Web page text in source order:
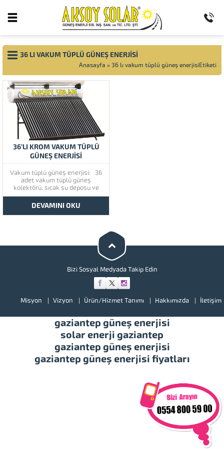
36 LI VAKUM TÜPLÜ GÜNEŞ ENERJISI
Anasayfa » 36 lı vakum tüplü güneş enerjisiEtiketi
36’LI KROM VAKUM TÜPLÜ
GÜNEŞ ENERJISI
Vakum tüplü güneş enerjisi: 36
adet vakum tüplü güneş
kolektörü, sıcak su deposu ve
soğuk su deposu olan güneş
enerjisi su ısıtma sistemidir.
Vakum tüplü enerji teknolojisi
bugün piyasada geleneksel emici
DEVAMINI OKU
Bizi Sosyal Medyada Takip Edin
Misyon Vizyon Ürün/Hizmet Tanımı Hakkımızda İletişim
gaziantep güneş enerjisi
solar enerji gaziantep
gaziantep güneş enerjisi
gaziantep güneş enerjisi fiyatları